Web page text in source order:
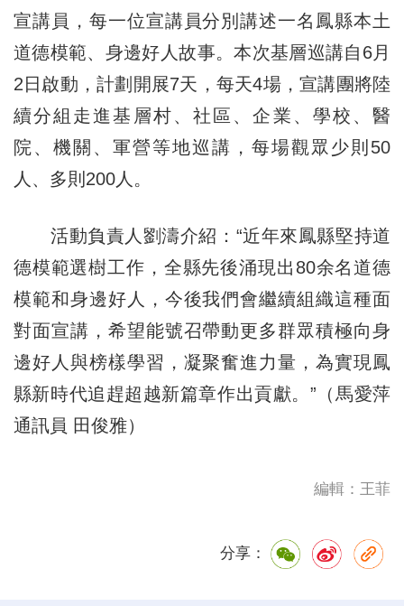
宣講員，每一位宣講員分別講述一名鳳縣本土
道德模範、身邊好人故事。本次基層巡講自6月
2日啟動，計劃開展7天，每天4場，宣講團將陸
續分組走進基層村、社區、企業、學校、醫
院、機關、軍營等地巡講，每場觀眾少則50
人、多則200人。
活動負責人劉濤介紹：“近年來鳳縣堅持道
德模範選樹工作，全縣先後涌現出80余名道德
模範和身邊好人，今後我們會繼續組織這種面
對面宣講，希望能號召帶動更多群眾積極向身
邊好人與榜樣學習，凝聚奮進力量，為實現鳳
縣新時代追趕超越新篇章作出貢獻。”（馬愛萍
通訊員 田俊雅）
編輯：王菲
分享：